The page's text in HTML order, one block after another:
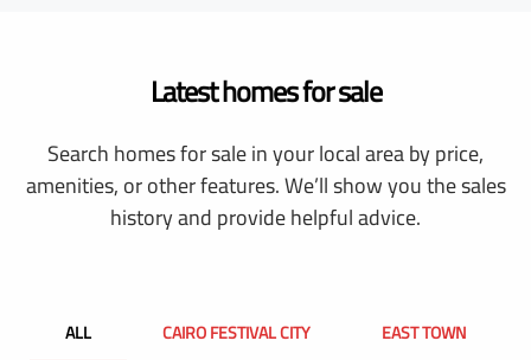
Latest homes for sale
Search homes for sale in your local area by price,
amenities, or other features. We’ll show you the sales
history and provide helpful advice.
ALL CAIRO FESTIVAL CITY EAST TOWN